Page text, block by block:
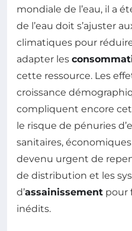
mondiale de l’eau, il a
de l’eau doit s’ajuster
climatiques pour
adapter les
cette ressource. Les
croissance
compliquent encore
le risque de pénuries
sanitaires,
devenu urgent de
de distribution et les
d’assainissement pour
inédits.